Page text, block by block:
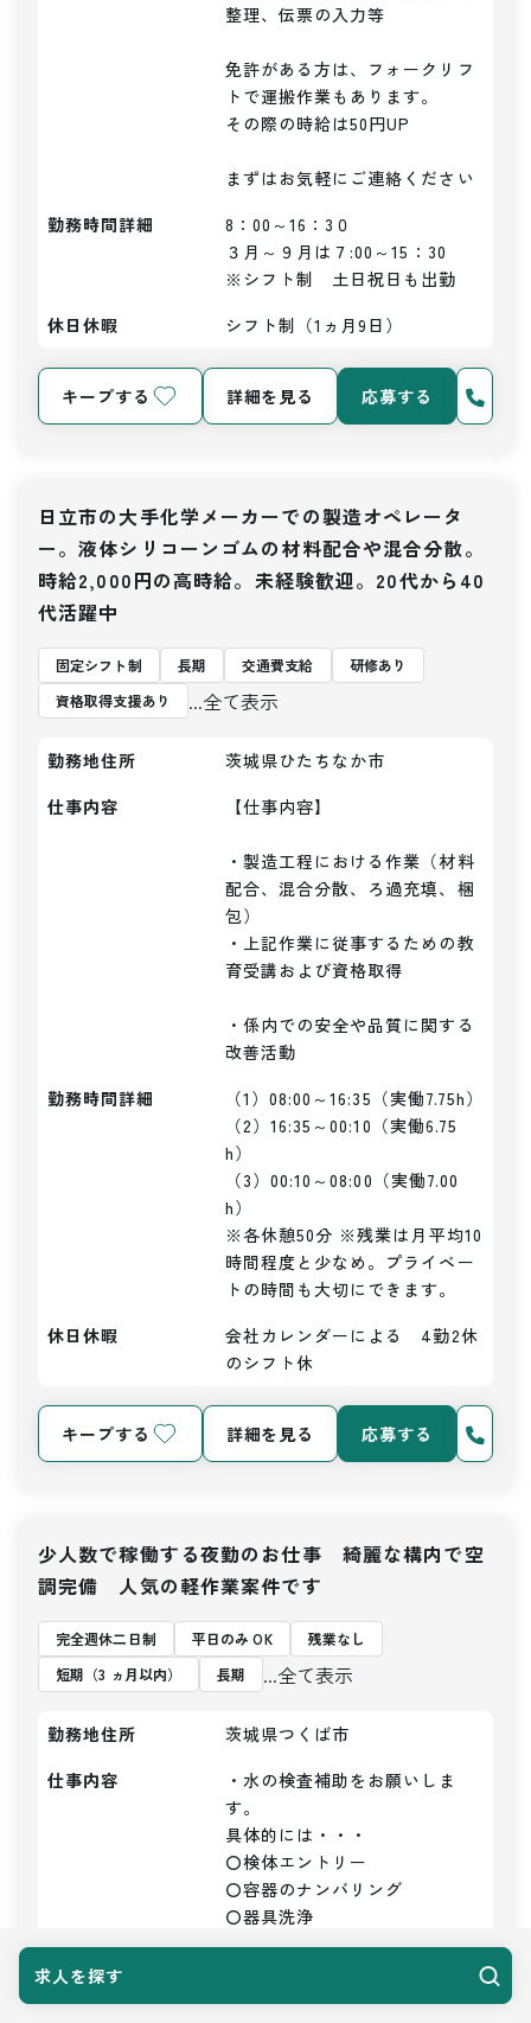
求人を探す
整理、伝票の入力等
免許がある方は、フォークリフ
トで運搬作業もあります。
その際の時給は50円UP
まずはお気軽にご連絡ください
勤務時間詳細
8：00～16：3０
３月～９月は７:00～15：30
※シフト制　土日祝日も出勤
休日休暇
シフト制（1ヵ月9日）
キープする 詳細を見る 応募する
日立市の大手化学メーカーでの製造オペレータ
ー。液体シリコーンゴムの材料配合や混合分散。
時給2,000円の高時給。未経験歓迎。20代から40
代活躍中
固定シフト制 長期 交通費支給
研修あり
資格取得支援あり
...全て表示
勤務地住所
茨城県ひたちなか市
仕事内容
【仕事内容】
・製造工程における作業（材料
配合、混合分散、ろ過充填、梱
包）
・上記作業に従事するための教
育受講および資格取得
・係内での安全や品質に関する
改善活動
勤務時間詳細
（1）08:00～16:35（実働7.75h）
（2）16:35～00:10（実働6.75
h）
（3）00:10～08:00（実働7.00
h）
※各休憩50分 ※残業は月平均10
時間程度と少なめ。プライベー
トの時間も大切にできます。
休日休暇
会社カレンダーによる　4勤2休
のシフト休
キープする 詳細を見る 応募する
少人数で稼働する夜勤のお仕事 綺麗な構内で空
調完備 人気の軽作業案件です
完全週休二日制 平日のみ OK
残業なし
短期（3 ヵ月以内）
長期 ...全て表示
勤務地住所
茨城県つくば市
仕事内容
・水の検査補助をお願いしま
す。
具体的には・・・
〇検体エントリー
〇容器のナンバリング
〇器具洗浄
〇かたずけ